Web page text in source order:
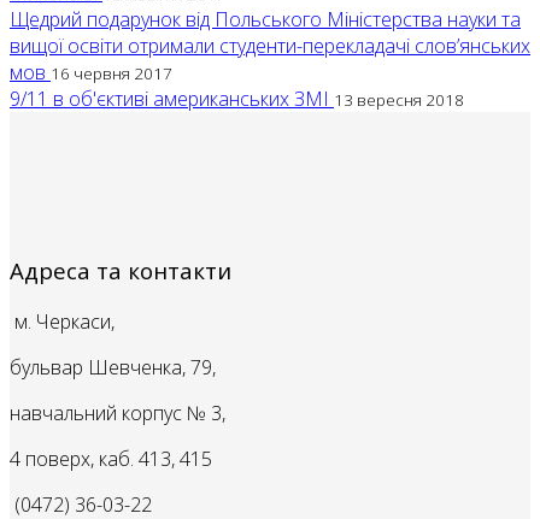
Щедрий подарунок від Польського Міністерства науки та
вищої освіти отримали студенти-перекладачі слов’янських
мов 16 червня 2017
9/11 в об'єктиві американських ЗМІ 13 вересня 2018
Адреса та контакти
м. Черкаси,
бульвар Шевченка, 79,
навчальний корпус № 3,
4 поверх, каб. 413, 415
(0472) 36-03-22